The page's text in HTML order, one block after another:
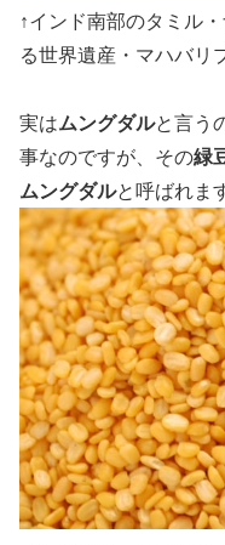
↑インド南部のタミル
る世界遺産・マハバリ
実はムングダルと言う
事なのですが、その緑
ムングダルと呼ばれま